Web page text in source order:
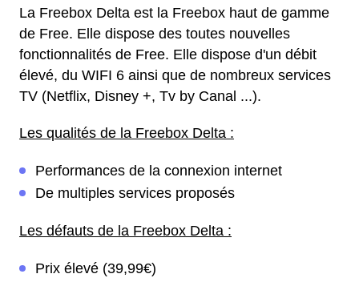
La Freebox Delta est la Freebox haut de gamme
de Free. Elle dispose des toutes nouvelles
fonctionnalités de Free. Elle dispose d'un débit
élevé, du WIFI 6 ainsi que de nombreux services
TV (Netflix, Disney +, Tv by Canal ...).
Les qualités de la Freebox Delta :
Performances de la connexion internet
De multiples services proposés
Les défauts de la Freebox Delta :
Prix élevé (39,99€)